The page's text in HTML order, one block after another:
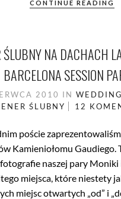
CONTINUE READING
ŚLUBNY NA DACHACH
BARCELONA SESSION
2010 IN
ŚLUBNY
12
poście
Kamieniołomu Gaudiego.
naszej pary
miejsca, które niestety
miejsc otwartych „od” i